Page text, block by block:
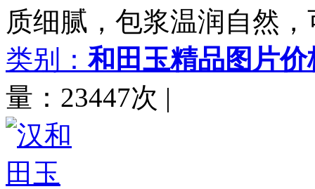
质细腻，包浆温润自然
类别：和田玉精品图片价
量：23447次 |